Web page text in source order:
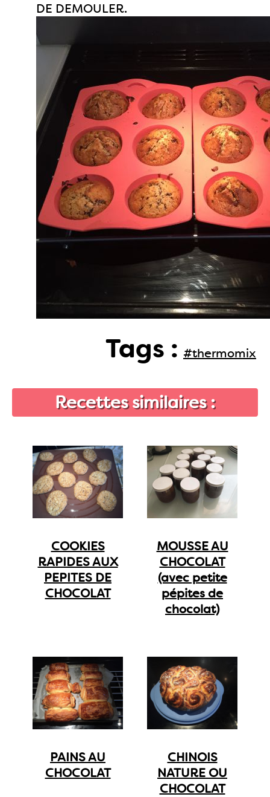
DE DEMOULER.
Tags : #thermomix
Recettes similaires :
COOKIES
RAPIDES AUX
PEPITES DE
CHOCOLAT
MOUSSE AU
CHOCOLAT
(avec petite
pépites de
chocolat)
PAINS AU
CHOCOLAT
CHINOIS
NATURE OU
CHOCOLAT